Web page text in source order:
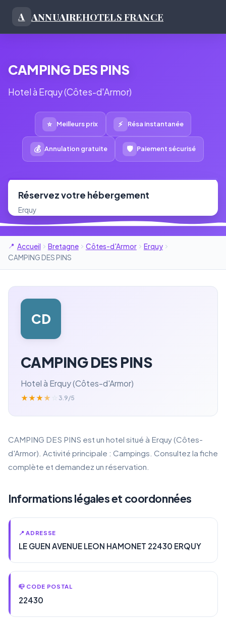
A ANNUAIREHOTELS FRANCE
CAMPING DES PINS
Hotel à Erquy (Côtes-d'Armor)
⭐ Meilleurs prix ⚡ Résa instantanée
💰 Annulation gratuite 🛡 Paiement sécurisé
Réservez votre hébergement
Erquy
Accueil Bretagne Côtes-d'Armor
Erquy
CAMPING DES PINS
CD
CAMPING DES PINS
Hotel à Erquy (Côtes-d'Armor)
★★★★ 3.9/5
CAMPING DES PINS est un hotel situé à Erquy (Côtes-
d'Armor). Activité principale : Campings. Consultez la fiche
complète et demandez un réservation.
Informations légales et coordonnées
📍 ADRESSE
LE GUEN AVENUE LEON HAMONET 22430 ERQUY
📪 CODE POSTAL
22430